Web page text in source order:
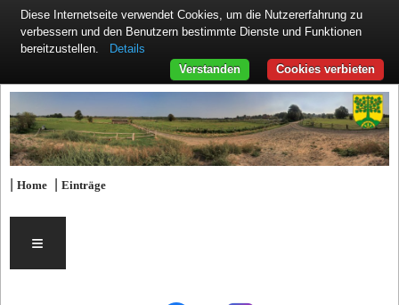
|Home |Einträge
≡
Diese Internetseite verwendet Cookies, um die Nutzererfahrung zu
verbessern und den Benutzern bestimmte Dienste und Funktionen
bereitzustellen.
Details
Cookies verbieten
Verstanden